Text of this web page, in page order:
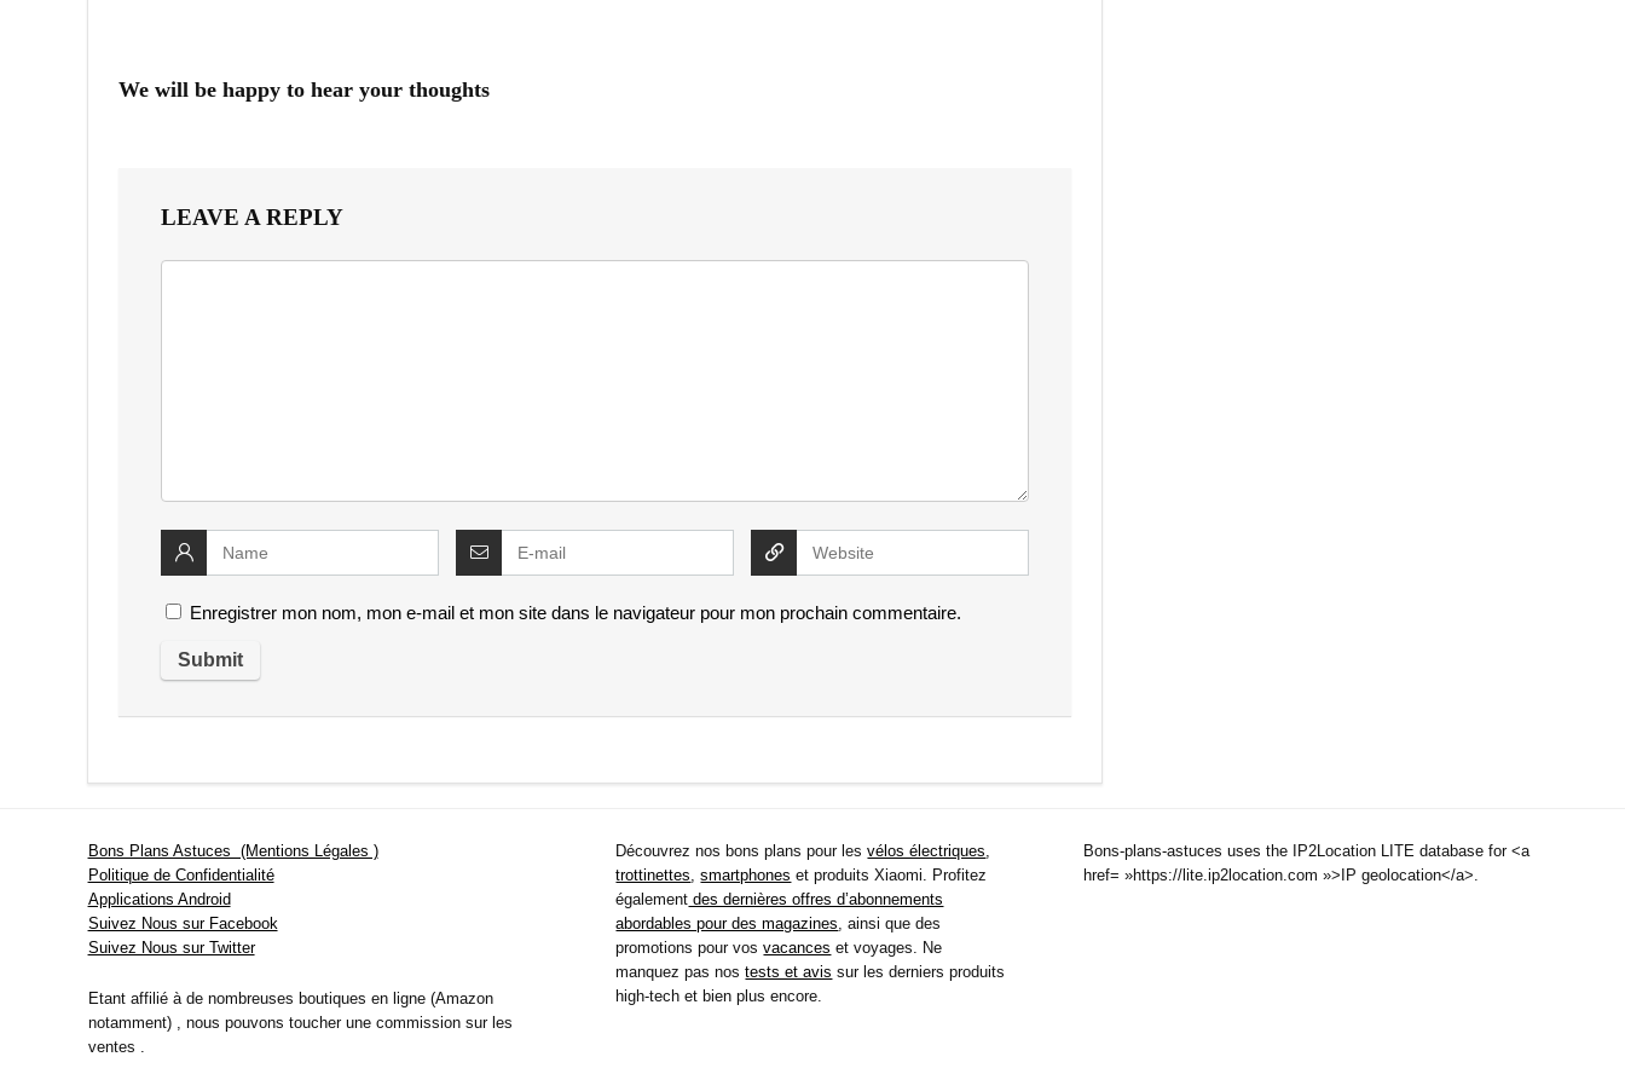
We will be happy to hear your thoughts
LEAVE A REPLY
Enregistrer mon nom, mon e-mail et mon site dans le navigateur pour mon prochain commentaire.
Bons Plans Astuces (Mentions Légales )
Politique de Confidentialité
Applications Android
Suivez Nous sur Facebook
Suivez Nous sur Twitter
Etant affilié à de nombreuses boutiques en ligne (Amazon
notamment) , nous pouvons toucher une commission sur les
ventes .
Découvrez nos bons plans pour lesvélos électriques,
trottinettes,smartphones et produits Xiaomi. Profitez
également des dernières offres d’abonnements
abordables pour des magazines, ainsi que des
promotions pour vosvacances et voyages. Ne
manquez pas nostests et avis sur les derniers produits
high-tech et bien plus encore.
Bons-plans-astuces uses the IP2Location LITE database for <a
href= »https://lite.ip2location.com »>IP geolocation</a>.